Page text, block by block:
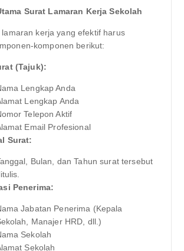
Surat Lamaran Kerja Sekolah
lamaran kerja yang efektif harus
komponen berikut:
(Tajuk):
Lengkap Anda
Lengkap Anda
Telepon Aktif
Email Profesional
Surat:
Bulan, dan Tahun surat tersebut
Penerima:
Jabatan Penerima (Kepala
Manajer HRD, dll.)
Sekolah
Sekolah